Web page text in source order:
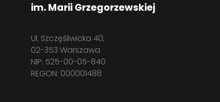
im. Marii Grzegorzewskiej
Ul. Szczęśliwicka 40,
02-353 Warszawa
NIP: 525-00-05-840
REGON: 000001488